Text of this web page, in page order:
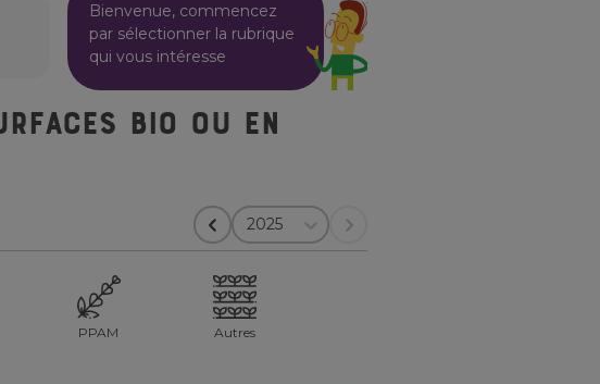
Bienvenue, commencez
par sélectionner la rubrique
qui vous intéresse
bio ou en
2025
PPAM Autres